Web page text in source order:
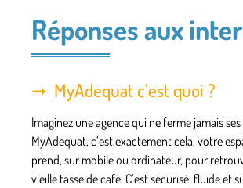
Réponses aux
MyAdequat c’est quoi ?
Imaginez une agence qui ne ferme jamais
MyAdequat, c’est exactement cela, votre
prend, sur mobile ou ordinateur, pour
vieille tasse de café. C’est sécurisé, fluide